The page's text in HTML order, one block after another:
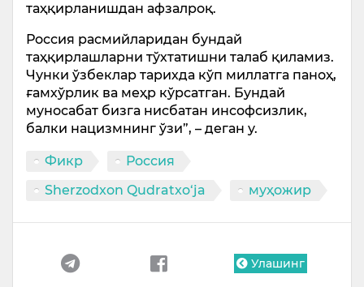
таҳқирланишдан афзалроқ.
Россия расмийларидан бундай
таҳқирлашларни тўхтатишни талаб қиламиз.
Чунки ўзбеклар тарихда кўп миллатга паноҳ,
ғамхўрлик ва меҳр кўрсатган. Бундай
муносабат бизга нисбатан инсофсизлик,
балки нацизмнинг ўзи”, – деган у.
Фикр
Россия
Sherzodxon Qudratxo‘ja
муҳожир
Улашинг